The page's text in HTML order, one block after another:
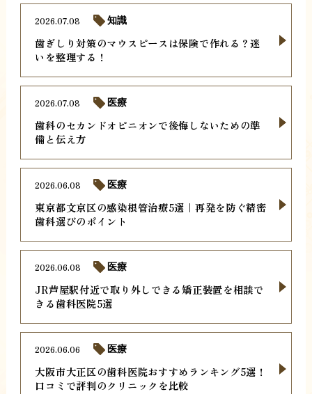
歯ぎしり対策のマウスピースは保険で作れる？迷
いを整理する！
2026.07.08 知識
歯科のセカンドオピニオンで後悔しないための準
備と伝え方
2026.07.08 医療
東京都文京区の感染根管治療5選｜再発を防ぐ精密
歯科選びのポイント
2026.06.08 医療
JR芦屋駅付近で取り外しできる矯正装置を相談で
きる歯科医院5選
2026.06.08 医療
大阪市大正区の歯科医院おすすめランキング5選！
口コミで評判のクリニックを比較
2026.06.06 医療